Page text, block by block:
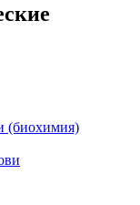
(биохимия)